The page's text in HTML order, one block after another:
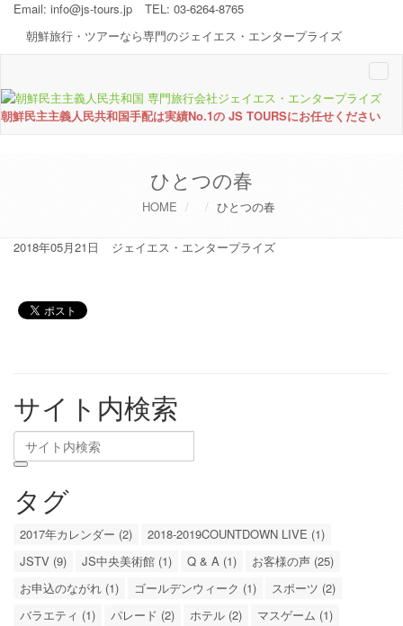
Email: info@js-tours.jp
TEL: 03-6264-8765
朝鮮旅行・ツアーなら専門のジェイエス・エンタープライズ
朝鮮民主主義人民共和国手配は実績No.1の JS TOURSにお任せください
ひとつの春
HOME ひとつの春
2018年05月21日 ジェイエス・エンタープライズ
サイト内検索
タグ
2017年カレンダー (2)
2018-2019COUNTDOWN LIVE (1)
JSTV (9)
JS中央美術館 (1) Q & A (1)
お客様の声 (25)
お申込のながれ (1)
ゴールデンウィーク (1)
スポーツ (2)
バラエティ (1)
パレード (2) ホテル (2)
マスゲーム (1)